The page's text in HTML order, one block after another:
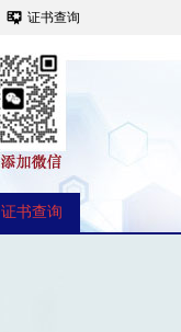
证书查询
证书查询